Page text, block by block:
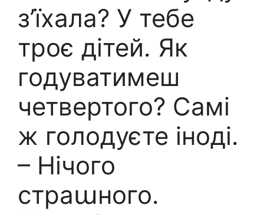
з’їхала? У тебе
троє дітей. Як
годуватимеш
четвертого? Самі
ж голодуєте іноді.
– Нічого
страաного.